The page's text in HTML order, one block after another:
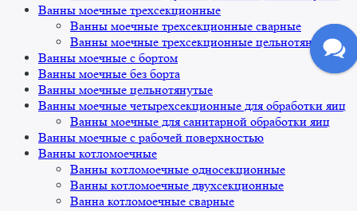
Ванны моечные трехсекционные
Ванны моечные трехсекционные сварные
Ванны моечные трехсекционные цельнотянутые
Ванны моечные с бортом
Ванны моечные без борта
Ванны моечные цельнотянутые
Ванны моечные четырехсекционные для обработки яиц
Ванны моечные для санитарной обработки яиц
Ванны моечные с рабочей поверхностью
Ванны котломоечные
Ванны котломоечные односекционные
Ванны котломоечные двухсекционные
Ванна котломоечные сварные